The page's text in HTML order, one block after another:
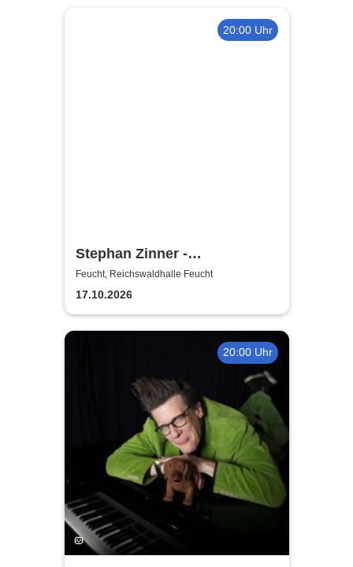
20:00 Uhr
Stephan Zinner -
Prachtexemplar
Feucht, Reichswaldhalle Feucht
17.10.2026
20:00 Uhr